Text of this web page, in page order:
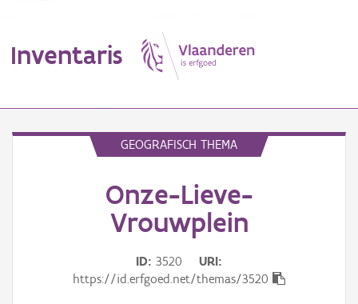
Inventaris
GEOGRAFISCH THEMA
Onze-Lieve-
Vrouwplein
ID 3520
URI
https://id.erfgoed.net/themas/3520